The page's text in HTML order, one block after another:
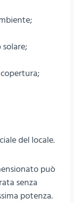
del locale.
può
senza
potenza.